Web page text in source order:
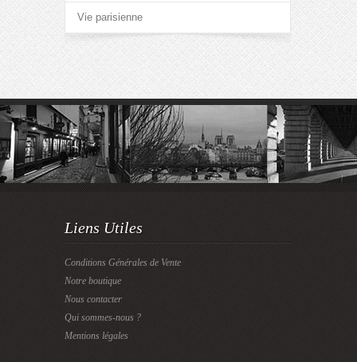
Vie parisienne
Liens Utiles
Conditions Générales de Vente
Notre boutique
Nous contacter
Qui sommes-nous ?
Mentions légales